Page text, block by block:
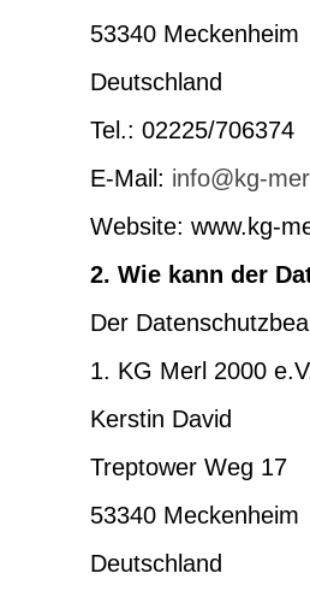
53340 Meckenheim
Deutschland
Tel.: 02225/706374
E-Mail: info@kg-
Website: www.kg-
2. Wie kann der
Der
1. KG Merl 2000
Kerstin David
Treptower Weg 17
53340 Meckenheim
Deutschland